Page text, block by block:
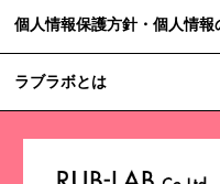
個人情報保護方針・個人情報
ラブラボとは